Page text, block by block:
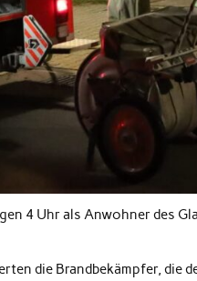
4 Uhr als Anwohner des
die Brandbekämpfer, die